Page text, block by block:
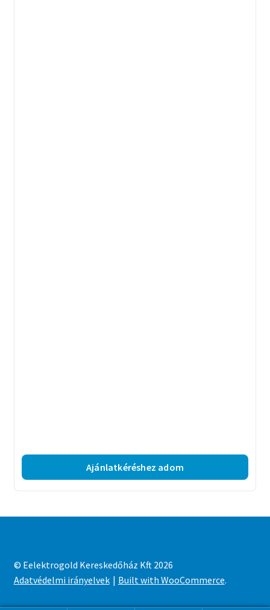
Ajánlatkéréshez adom
© Eelektrogold Kereskedőház Kft 2026
Adatvédelmi irányelvek
Built with WooCommerce.